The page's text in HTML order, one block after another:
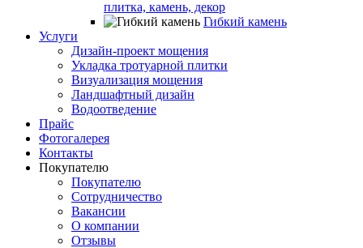
плитка, камень, декор
Гибкий камень
Услуги
Дизайн-проект мощения
Укладка тротуарной плитки
Визуализация мощения
Ландшафтный дизайн
Водоотведение
Прайс
Фотогалерея
Контакты
Покупателю
Покупателю
Сотрудничество
Вакансии
О компании
Отзывы